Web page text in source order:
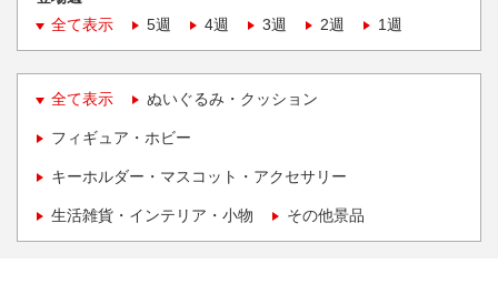
全て表示
5週 4週 3週 2週 1週
全て表示 ぬいぐるみ・クッション
フィギュア・ホビー
キーホルダー・マスコット・アクセサリー
生活雑貨・インテリア・小物 その他景品